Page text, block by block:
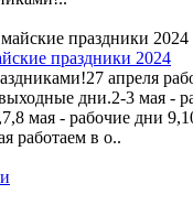
праздники 2024
апреля
дни.2-3 мая -
мая - рабочие дни
работаем в о..